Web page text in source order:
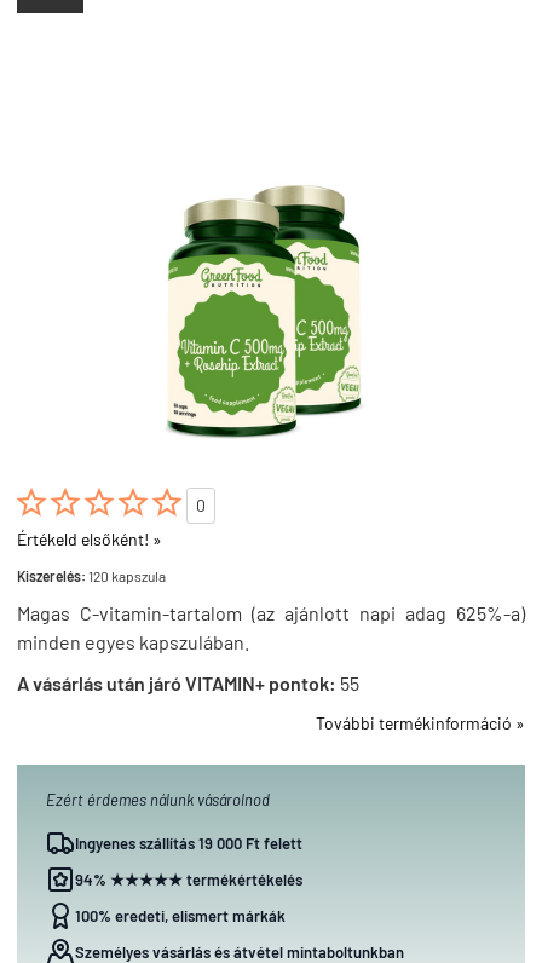

0
Értékeld elsőként! »
Kiszerelés: 120 kapszula
Magas C-vitamin-tartalom (az ajánlott napi adag 625%-a)
minden egyes kapszulában.
A vásárlás után járó VITAMIN+ pontok: 55
További termékinformáció »
Ezért érdemes nálunk vásárolnod
Ingyenes szállítás 19 000 Ft felett
94% ★★★★★ termékértékelés
100% eredeti, elismert márkák
Személyes vásárlás és átvétel mintaboltunkban